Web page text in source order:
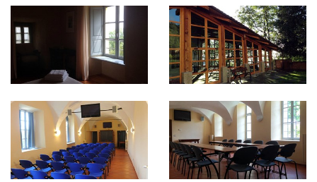
aperta tutto l’anno, offre un trattamento B&B e
dispone di
38 camere
distribuite su due piani, a
cui si può accedere anche in ascensore. Tutte
dotate di bagno privato, sono suddivise tra
singole, doppie e triple, per un totale di75 posti
letto. Per bambini al di sotto dei 3 anni c'è la
camere sono inoltre attrezzate per ospitare
persone diversamente abili.